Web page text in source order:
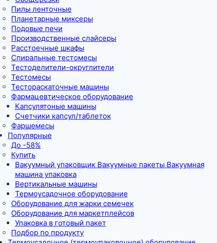
Пилы ленточные
Планетарные миксеры
Подовые печи
Производственные слайсеры
Расстоечные шкафы
Спиральные тестомесы
Тестоделители-округлители
Тестомесы
Тестораскаточные машины
Фармацевтическое оборудование
Капсулятоные машины
Счетчики капсул/таблеток
Фаршемесы
Популярные
До -58%
Купить
Вакуумный упаковщик Вакуумные пакеты Вакуумная
машина упаковка
Вертикальные машины
Термоусадочное оборудование
Оборудование для жарки семечек
Оборудование для маркетплейсов
Упаковка в готовый пакет
Подбор по продукту